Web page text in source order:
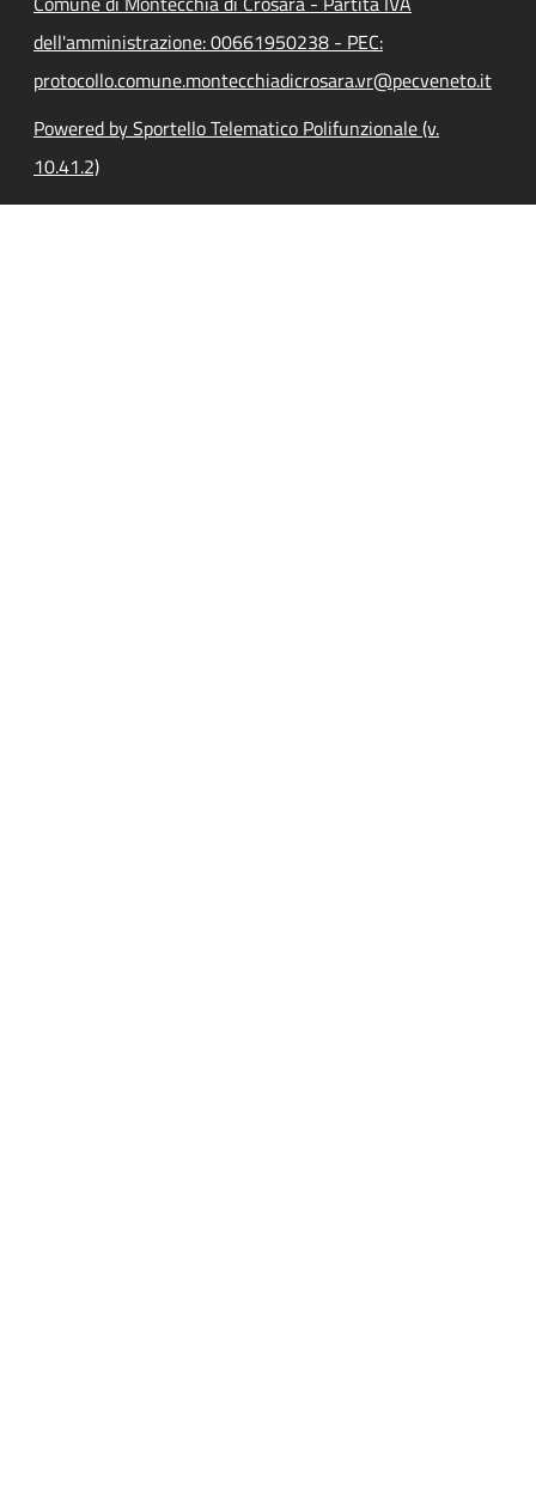
dell'amministrazione: 00661950238 - PEC:
protocollo.comune.montecchiadicrosara.vr@pecveneto.it
Powered by Sportello Telematico Polifunzionale (v.
10.41.2)